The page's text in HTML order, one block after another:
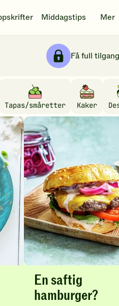
Middagstips Mer
Få full
Tapas/småretter Kaker
En saftig
hamburger?